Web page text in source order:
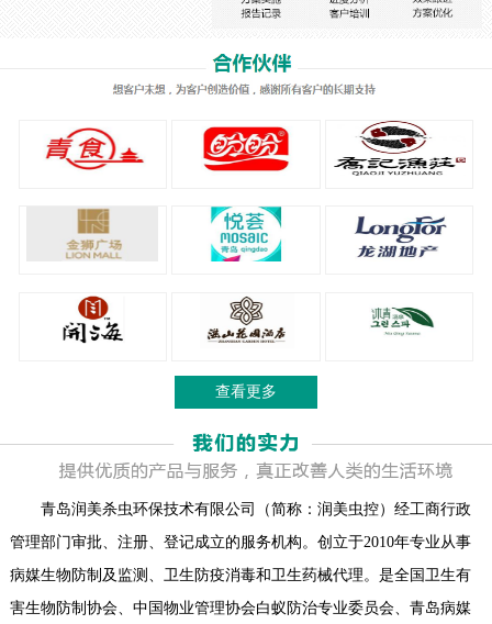
查看更多
青岛润美杀虫环保技术有限公司（简称：润美虫控）经工商行政
管理部门审批、注册、登记成立的服务机构。创立于2010年专业从事
病媒生物防制及监测、卫生防疫消毒和卫生药械代理。是全国卫生有
害生物防制协会、中国物业管理协会白蚁防治专业委员会、青岛病媒